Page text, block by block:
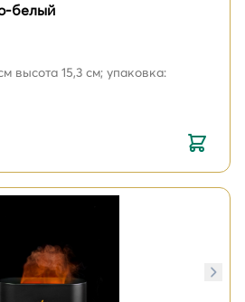
белый
высота 15,3 см; упаковка: